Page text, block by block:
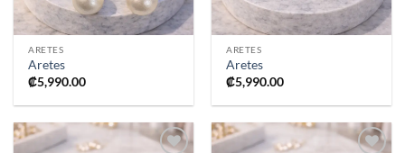
ARETES
Aretes
₡5,990.00
ARETES
Aretes
₡5,990.00